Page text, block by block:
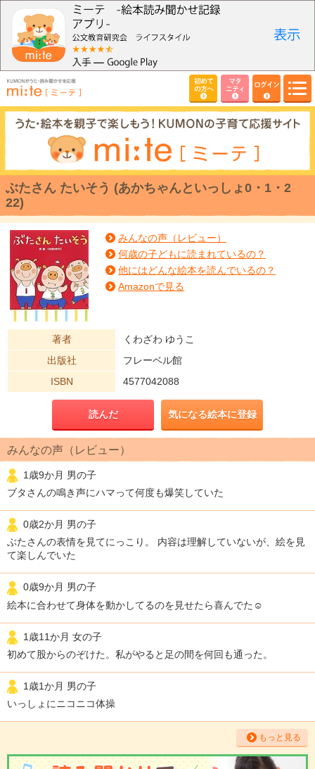
初めて
の方へ
マタ
ニティ
ログイン
ぶたさん たいそう (あかちゃんといっしょ0・1・2
22)
みんなの声（レビュー）
何歳の子どもに読まれているの？
他にはどんな絵本を読んでいるの？
Amazonで見る
著者
くわざわ ゆうこ
出版社
フレーベル館
ISBN
4577042088
読んだ 気になる絵本に登録
みんなの声（レビュー）
1歳9か月 男の子
ブタさんの鳴き声にハマって何度も爆笑していた
0歳2か月 男の子
ぶたさんの表情を見てにっこり。 内容は理解していないが、絵を見
て楽しんでいた
0歳9か月 男の子
絵本に合わせて身体を動かしてるのを見せたら喜んでた☺️
1歳11か月 女の子
初めて股からのぞけた。私がやると足の間を何回も通った。
1歳1か月 男の子
いっしょにニコニコ体操
もっと見る